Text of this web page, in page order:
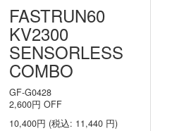
FASTRUN60
KV2300
SENSORLESS
COMBO
GF-G0428
2,600円 OFF
10,400円 (税込: 11,440 円)